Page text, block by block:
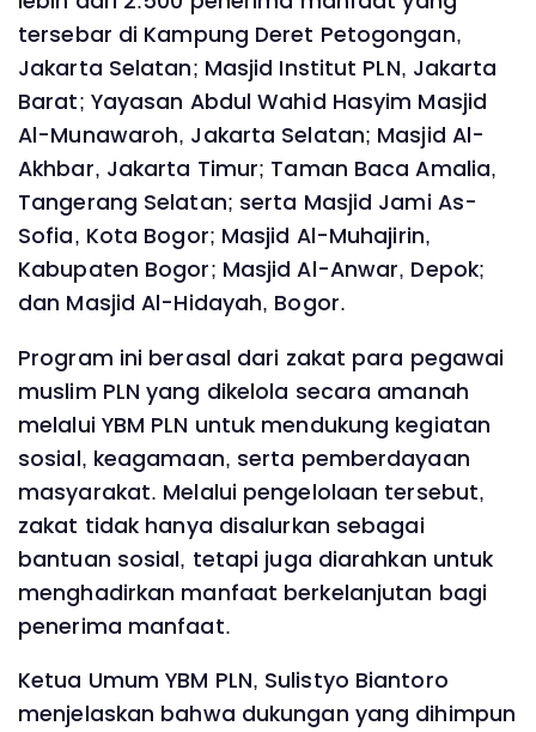
tersebar di Kampung Deret Petogongan,
Jakarta Selatan; Masjid Institut PLN, Jakarta
Barat; Yayasan Abdul Wahid Hasyim Masjid
Al-Munawaroh, Jakarta Selatan; Masjid Al-
Akhbar, Jakarta Timur; Taman Baca Amalia,
Tangerang Selatan; serta Masjid Jami As-
Sofia, Kota Bogor; Masjid Al-Muhajirin,
Kabupaten Bogor; Masjid Al-Anwar, Depok;
dan Masjid Al-Hidayah, Bogor.
Program ini berasal dari zakat para pegawai
muslim PLN yang dikelola secara amanah
melalui YBM PLN untuk mendukung kegiatan
sosial, keagamaan, serta pemberdayaan
masyarakat. Melalui pengelolaan tersebut,
zakat tidak hanya disalurkan sebagai
bantuan sosial, tetapi juga diarahkan untuk
menghadirkan manfaat berkelanjutan bagi
penerima manfaat.
Ketua Umum YBM PLN, Sulistyo Biantoro
menjelaskan bahwa dukungan yang dihimpun